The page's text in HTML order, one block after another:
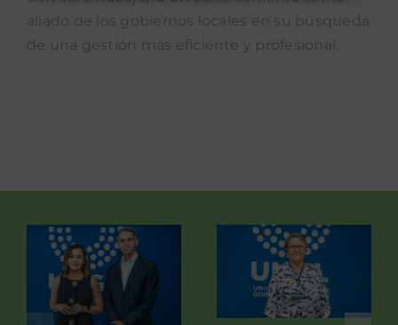
aliado de los gobiernos locales en su búsqueda
de una gestión más eficiente y profesional.